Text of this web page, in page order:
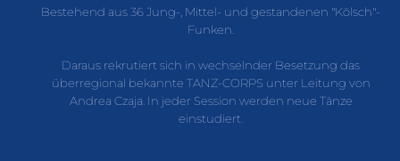
Bestehend aus 36 Jung-, Mittel- und gestandenen "Kölsch"-
Funken.
Daraus rekrutiert sich in wechselnder Besetzung das
überregional bekannte TANZ-CORPS unter Leitung von
Andrea Czaja. In jeder Session werden neue Tänze
einstudiert.